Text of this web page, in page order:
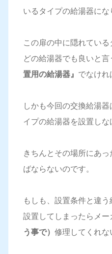
いるタイプの給湯器にな
この扉の中に隠れてい
どの給湯器でも良いと
置用の給湯器』 でなけれ
しかも今回の交換給湯
イプの給湯器を設置しな
きちんとその場所にあ
ばならないのです。
もしも、設置条件と違
設置してしまったらメー
う事で） 修理してくれな